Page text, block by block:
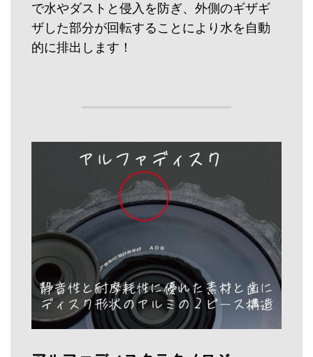
で水やダストと侵入を防ぎ、外側のギザギ
ザした部分が回転することにより水を自動
的に排出します！